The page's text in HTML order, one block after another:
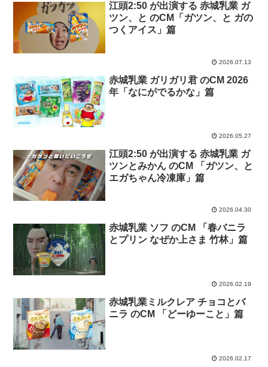
江頭2:50 が出演する 赤城乳業 ガ
ツン、と のCM「ガツン、と ガの
つくアイス」篇
2026.07.13
赤城乳業 ガリガリ君 のCM 2026
年「なにがでるかな」篇
2026.05.27
江頭2:50 が出演する 赤城乳業 ガ
ツンとみかん のCM 「ガツン、と
エガちゃん冷凍庫」篇
2026.04.30
赤城乳業 ソフ のCM 「春バニラ
とプリン なぜか上さま 竹林」篇
2026.02.19
赤城乳業ミルクレア チョコとバ
ニラ のCM 「どーゆーこと」篇
2026.02.17